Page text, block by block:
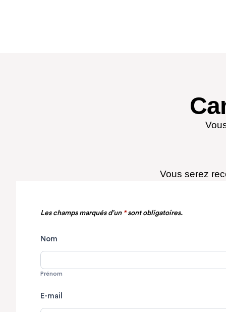
Vous serez
Candidature
Les champs marqués d’un *sont obligatoires.
Nom
Prénom
Prénom
E-mail